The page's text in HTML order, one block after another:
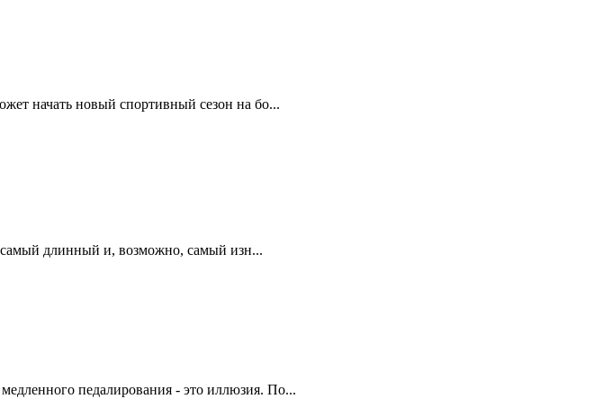
начать новый спортивный сезон на бо...
самый длинный и, возможно, самый изн...
педалирования - это иллюзия. По...